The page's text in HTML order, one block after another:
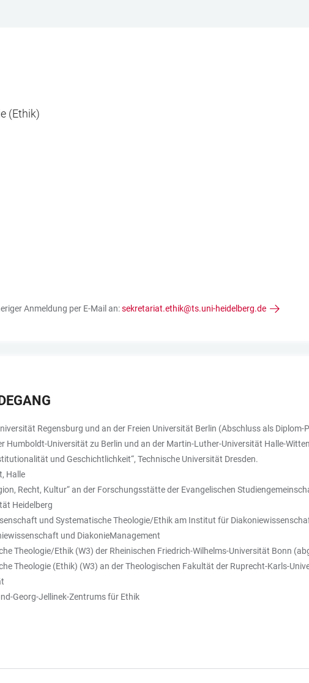
(Ethik)
Anmeldung per E-Mail an:sekretariat.ethik@ts.uni-heidelberg.de
Regensburg und an der Freien Universität Berlin (Abschluss als Diplom-
Humboldt-Universität zu Berlin und an der Martin-Luther-Universität Halle-
und Geschichtlichkeit“, Technische Universität Dresden.
Halle
Recht, Kultur“ an der Forschungsstätte der Evangelischen
Heidelberg
und Systematische Theologie/Ethik am Institut für
und DiakonieManagement
Theologie/Ethik (W3) der Rheinischen Friedrich-Wilhelms-Universität Bonn
Theologie (Ethik) (W3) an der Theologischen Fakultät der Ruprecht-Karls-
Georg-Jellinek-Zentrums für Ethik